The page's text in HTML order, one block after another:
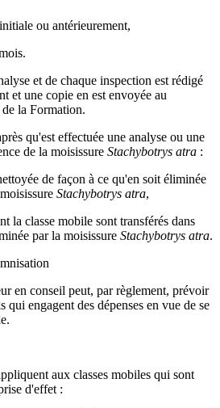
ou antérieurement,
et de chaque inspection est rédigé
et une copie en est envoyée au
la Formation.
qu'est effectuée une analyse ou une
de la moisissure Stachybotrys atra :
de façon à ce qu'en soit éliminée
Stachybotrys atra,
la classe mobile sont transférés dans
par la moisissure Stachybotrys atra.
en conseil peut, par règlement, prévoir
qui engagent des dépenses en vue de se
aux classes mobiles qui sont
d'effet :